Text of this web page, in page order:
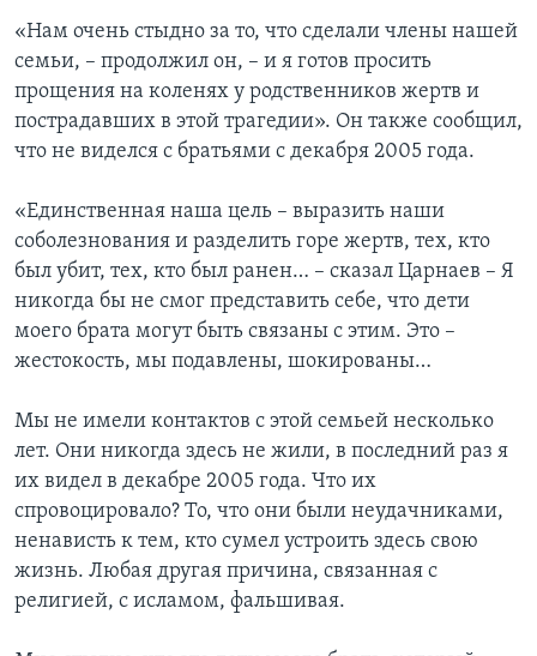
«Нам очень стыдно за то, что сделали члены нашей
семьи, – продолжил он, – и я готов просить
прощения на коленях у родственников жертв и
пострадавших в этой трагедии». Он также сообщил,
что не виделся с братьями с декабря 2005 года.
«Единственная наша цель – выразить наши
соболезнования и разделить горе жертв, тех, кто
был убит, тех, кто был ранен… – сказал Царнаев – Я
никогда бы не смог представить себе, что дети
моего брата могут быть связаны с этим. Это –
жестокость, мы подавлены, шокированы…
Мы не имели контактов с этой семьей несколько
лет. Они никогда здесь не жили, в последний раз я
их видел в декабре 2005 года. Что их
спровоцировало? То, что они были неудачниками,
ненависть к тем, кто сумел устроить здесь свою
жизнь. Любая другая причина, связанная с
религией, с исламом, фальшивая.